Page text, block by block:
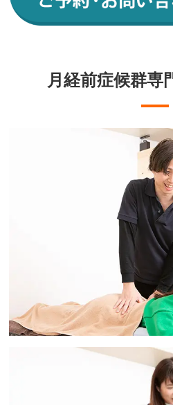
月経前症候群専